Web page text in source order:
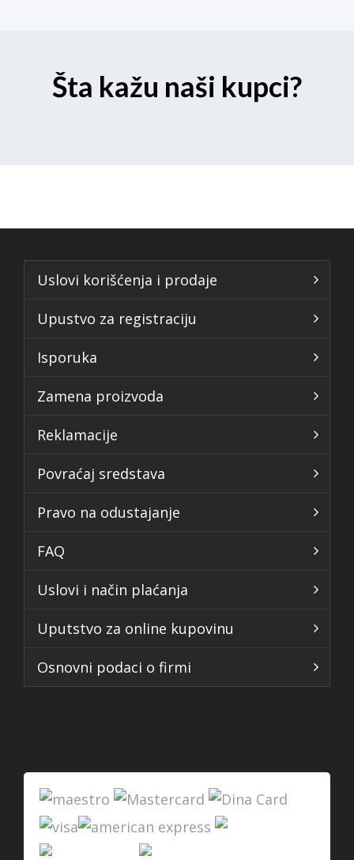
Šta kažu naši kupci?
Uslovi korišćenja i prodaje
Upustvo za registraciju
Isporuka
Zamena proizvoda
Reklamacije
Povraćaj sredstava
Pravo na odustajanje
FAQ
Uslovi i način plaćanja
Uputstvo za online kupovinu
Osnovni podaci o firmi